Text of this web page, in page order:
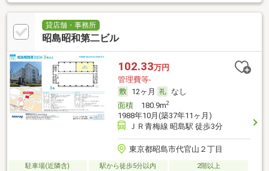
貸店舗・事務所
昭島昭和第二ビル
102.33万円
管理費等-
12ヶ月
なし
面積180.9m2
1988年10月(築37年11ヶ月)
ＪＲ青梅線 昭島駅 徒歩3分
東京都昭島市代官山２丁目
駐車場(近隣含) 駅から徒歩5分以内
2階以上